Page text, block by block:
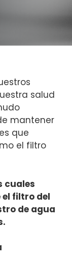
salud
mantener
que
el filtro
cuales
filtro del
de agua